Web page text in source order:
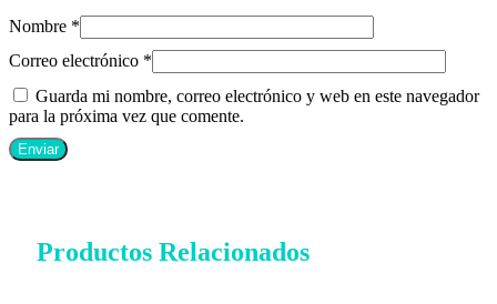
Nombre *
Correo electrónico *
Guarda mi nombre, correo electrónico y web en este navegador
para la próxima vez que comente.
Productos Relacionados